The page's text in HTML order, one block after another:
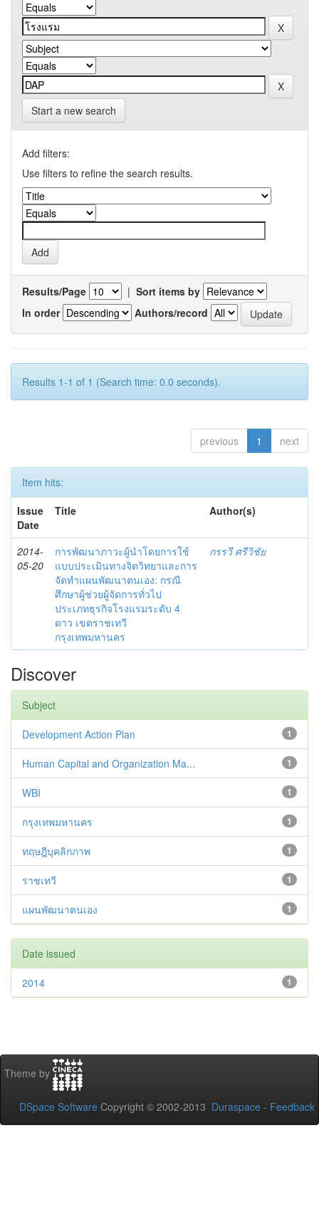
Start a new search
Add filters:
Use filters to refine the search results.
Results/Page | Sort items by
In order
Authors/record
Results 1-1 of 1 (Search time: 0.0 seconds).
previous 1 next
Item hits:
Issue
Date
Title Author(s)
2014-
05-20
การพัฒนาภาวะผู้นำโดยการใช้
แบบประเมินทางจิตวิทยาและการ
จัดทำแผนพัฒนาตนเอง: กรณี
ศึกษาผู้ช่วยผู้จัดการทั่วไป
ประเภทธุรกิจโรงแรมระดับ 4
ดาว เขตราชเทวี
กรุงเทพมหานคร
กรรวี ศรีวิชัย
Discover
Subject
1
Development Action Plan
1
Human Capital and Organization Ma...
1
WBI
1
กรุงเทพมหานคร
1
ทฤษฎีบุคลิกภาพ
1
ราชเทวี
1
แผนพัฒนาตนเอง
Date issued
1
2014
Theme by
DSpace Software Copyright © 2002-2013 Duraspace - Feedback